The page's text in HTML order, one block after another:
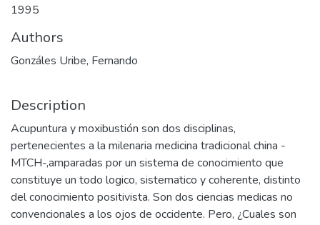
1995
Authors
Gonzáles Uribe, Fernando
Description
Acupuntura y moxibustión son dos disciplinas,
pertenecientes a la milenaria medicina tradicional china -
MTCH-,amparadas por un sistema de conocimiento que
constituye un todo logico, sistematico y coherente, distinto
del conocimiento positivista. Son dos ciencias medicas no
convencionales a los ojos de occidente. Pero, ¿Cuales son